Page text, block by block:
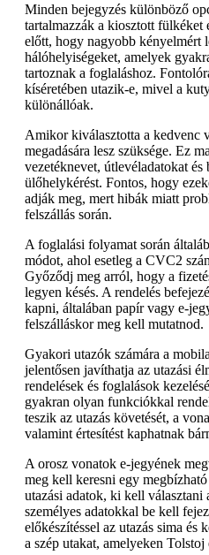
Minden bejegyzés különböző
tartalmazzák a kiosztott fülkéket
előtt, hogy nagyobb kényelmért
hálóhelyiségeket, amelyek
tartoznak a foglaláshoz.
kíséretében utazik-e, mivel a
különállóak.
Amikor kiválasztotta a kedvenc
megadására lesz szüksége. Ez
vezetéknevet, útlevéladatokat és
ülőhelykérést. Fontos, hogy
adják meg, mert hibák miatt
felszállás során.
A foglalási folyamat során
módot, ahol esetleg a CVC2
Győződj meg arról, hogy a
legyen késés. A rendelés
kapni, általában papír vagy e-
felszálláskor meg kell mutatnod.
Gyakori utazók számára a
jelentősen javíthatja az utazási
rendelések és foglalások
gyakran olyan funkciókkal
teszik az utazás követését, a
valamint értesítést kaphatnak
A orosz vonatok e-jegyének
meg kell keresni egy
utazási adatok, ki kell választani
személyes adatokkal be kell
előkészítéssel az utazás sima és
a szép utakat, amelyeken